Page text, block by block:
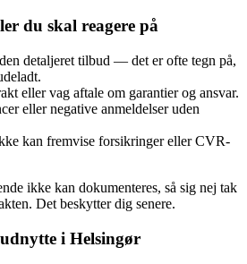
du skal reagere på
detaljeret tilbud — det er ofte tegn på,
eller vag aftale om garantier og ansvar.
eller negative anmeldelser uden
kan fremvise forsikringer eller CVR-
ikke kan dokumenteres, så sig nej tak
Det beskytter dig senere.
i Helsingør